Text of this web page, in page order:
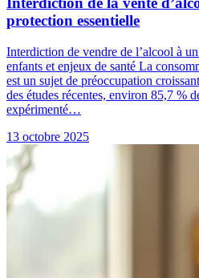
protection essentielle
Interdiction de vendre de l’alcool à
enfants et enjeux de santé La
est un sujet de préoccupation
des études récentes, environ 85,7 %
expérimenté…
13 octobre 2025